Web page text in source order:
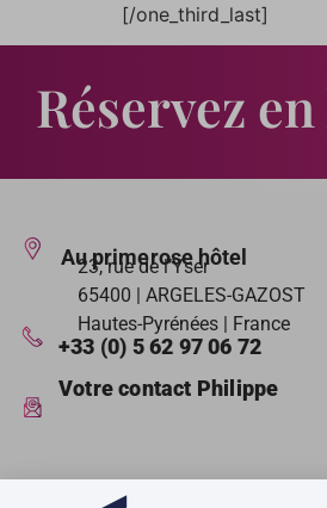
[/one_third_last]
Réservez
Au primerose hôtel
23, rue de l’Yser
65400 | ARGELES-GAZOST
Hautes-Pyrénées | France
+33 (0) 5 62 97 06 72
Votre contact Philippe